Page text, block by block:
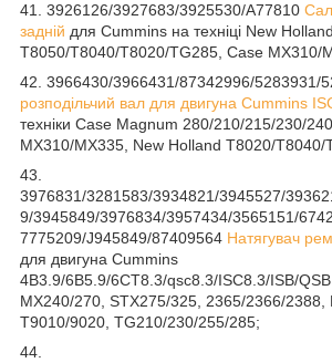
41. 3926126/3927683/3925530/A77810
задній для Cummins на техніці New Holland
T8050/T8040/T8020/TG285, Case MX310/
42. 3966430/3966431/87342996/5283931/
розподільчий вал для двигуна Cummins
техніки Case Magnum 280/210/215/230/
MX310/MX335, New Holland T8020/T8040/
43.
3976831/3281583/3934821/3945527/
9/3945849/3976834/3957434/3565151/
7775209/J945849/87409564 Натягувач
для двигуна Cummins
4B3.9/6B5.9/6CT8.3/qsc8.3/ISC8.3/ISB/QSB
MX240/270, STX275/325, 2365/2366/2388,
T9010/9020, TG210/230/255/285;
44.